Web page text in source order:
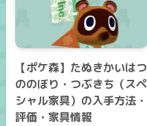
【ポケ森】たぬきかいはつ
ののぼり・つぶきち（スペ
シャル家具）の入手方法・
評価・家具情報